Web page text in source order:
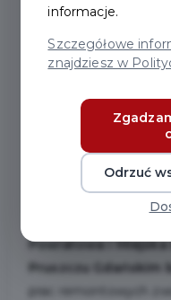
Powiatowa i
Pruszczu
prac remontowych
informacje.
Szczegółowe
znajdziesz w
Odrzuć